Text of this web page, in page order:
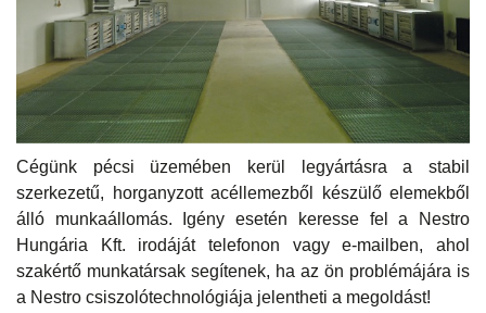
Cégünk pécsi üzemében kerül legyártásra a stabil
szerkezetű, horganyzott acéllemezből készülő elemekből
álló munkaállomás. Igény esetén keresse fel a Nestro
Hungária Kft. irodáját telefonon vagy e-mailben, ahol
szakértő munkatársak segítenek, ha az ön problémájára is
a Nestro csiszolótechnológiája jelentheti a megoldást!